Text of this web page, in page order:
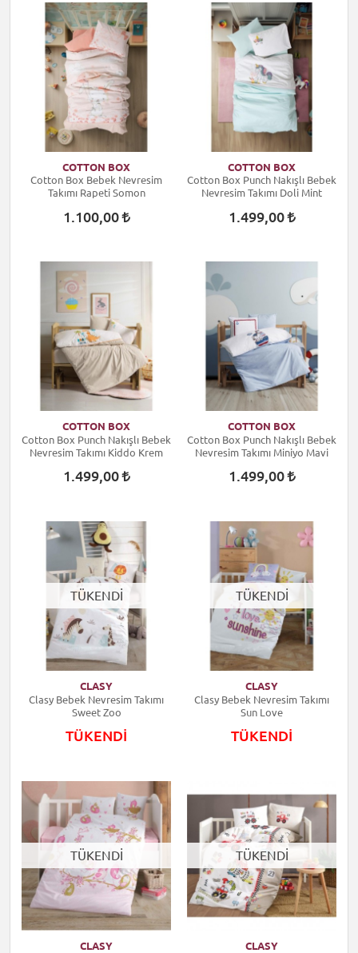
COTTON BOX
Cotton Box Bebek Nevresim
Takımı Rapeti Somon
1.100,00
COTTON BOX
Cotton Box Punch Nakışlı Bebek
Nevresim Takımı Doli Mint
1.499,00
COTTON BOX
Cotton Box Punch Nakışlı Bebek
Nevresim Takımı Kiddo Krem
1.499,00
COTTON BOX
Cotton Box Punch Nakışlı Bebek
Nevresim Takımı Miniyo Mavi
1.499,00
TÜKENDİ
CLASY
Clasy Bebek Nevresim Takımı
Sweet Zoo
TÜKENDİ
TÜKENDİ
CLASY
Clasy Bebek Nevresim Takımı
Sun Love
TÜKENDİ
TÜKENDİ
CLASY
TÜKENDİ
CLASY